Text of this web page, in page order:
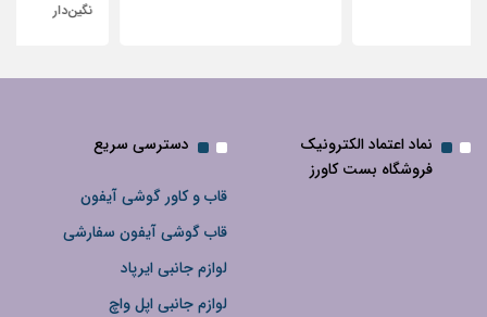
نماد اعتماد الکترونیک
فروشگاه بست کاورز
دسترسی سریع
قاب و کاور گوشی آیفون
قاب گوشی آیفون سفارشی
لوازم جانبی ایرپاد
لوازم جانبی اپل واچ